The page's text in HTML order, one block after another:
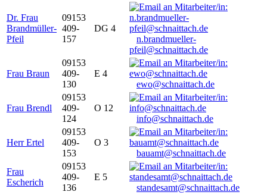
Dr. Frau
Brandmüller-
Pfeil
09153
409-
157
DG 4
n.brandmueller-
pfeil@schnaittach.de
Frau Braun
09153
409-
130
E 4
ewo@schnaittach.de
Frau Brendl
09153
409-
124
O 12
info@schnaittach.de
Herr Ertel
09153
409-
153
O 3
bauamt@schnaittach.de
Frau
Escherich
09153
409-
136
E 5
standesamt@schnaittach.de